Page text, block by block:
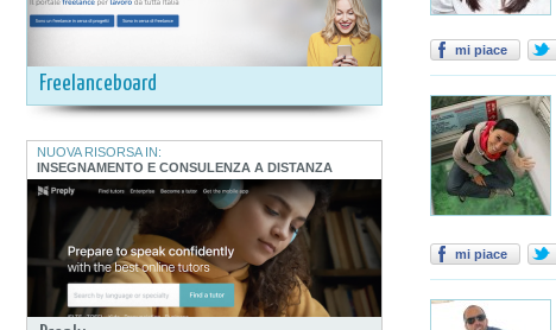
Freelanceboard
NUOVA RISORSA IN:
INSEGNAMENTO E CONSULENZA A DISTANZA
mi piace
mi piace